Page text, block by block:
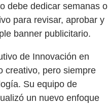
debe dedicar semanas o
para revisar, aprobar y
banner publicitario.
de Innovación en
creativo, pero siempre
Su equipo de
un nuevo enfoque